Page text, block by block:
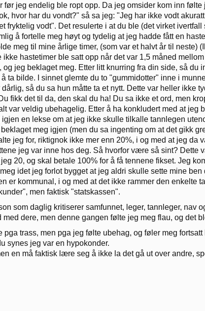
før jeg endelig ble ropt opp. Da jeg omsider kom inn følte
hvor har du vondt?" så sa jeg: "Jeg har ikke vodt
fryktelig vodt". Det resulerte i at du ble (det virket ivertfall
å fortelle meg høyt og tydelig at jeg hadde fått en
meg til mine årlige timer, (som var et halvt år til neste)
ikke hastetimer ble satt opp når det var 1,5 måned
jeg beklaget meg. Etter litt knurring fra din side, så du
ta bilde. I sinnet glemte du to "gummidotter" inne i
så du sa hun måtte ta et nytt. Dette var heller ikke
fikk det til da, den skal du ha! Du sa ikke et ord, men
var veldig ubehagelig. Etter å ha konkludert med at jeg
en lekse om at jeg ikke skulle tilkalle tannlegen
meg igjen (men du sa ingenting om at det gikk
jeg for, riktignok ikke mer enn 20%, i og med at jeg da
jeg var inne hos deg. Så hvorfor være så sint? Dette
20, og skal betale 100% for å få tennene fikset. Jeg
idet jeg forlot bygget at jeg aldri skulle sette mine ben
er kommunal, i og med at det ikke rammer den enkelte
men faktisk "statskassen".
som daglig kritiserer samfunnet, leger, tannleger, nav
dere, men denne gangen følte jeg meg flau, og det
trass, men pga jeg følte ubehag, og føler meg fortsatt
synes jeg var en hypokonder.
en må faktisk lære seg å ikke la det gå ut over andre,